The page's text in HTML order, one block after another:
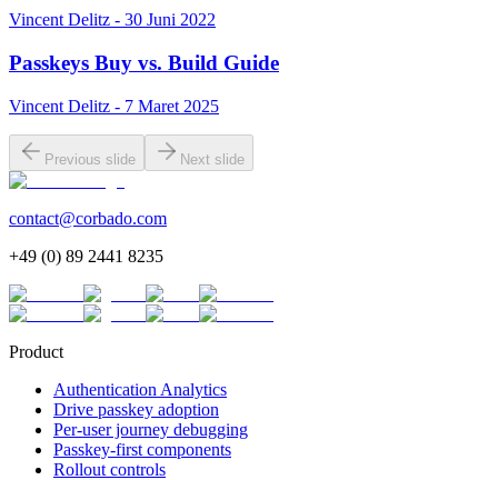
Vincent Delitz - 30 Juni 2022
Passkeys Buy vs. Build Guide
Vincent Delitz - 7 Maret 2025
Previous slide Next slide
contact@corbado.com
+49 (0) 89 2441 8235
Product
Authentication Analytics
Drive passkey adoption
Per-user journey debugging
Passkey-first components
Rollout controls